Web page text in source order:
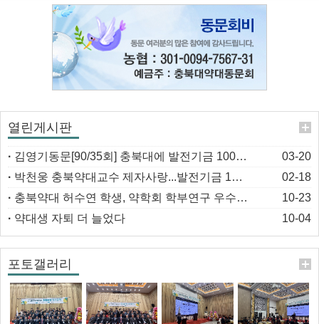
열린게시판
· 김영기동문[90/35회] 충북대에 발전기금 1000만원 기탁
03-20
· 박천웅 충북약대교수 제자사랑...발전기금 1천만원 기탁
02-18
· 충북약대 허수연 학생, 약학회 학부연구 우수상 수상
10-23
· 약대생 자퇴 더 늘었다 10-04
포토갤러리